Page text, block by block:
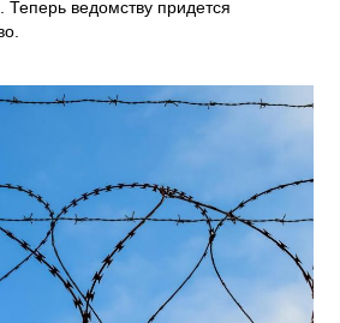
Теперь ведомству придется